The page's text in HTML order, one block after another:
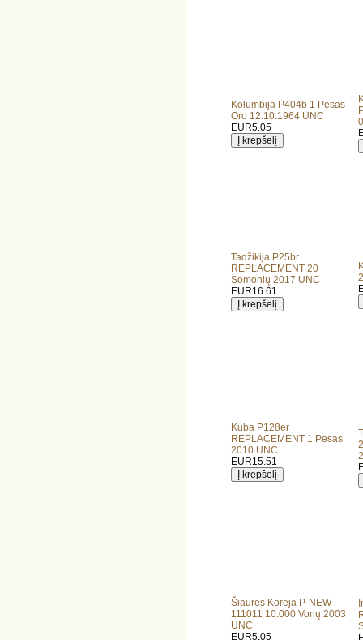
Kolumbija P404b 1 Pesas
Oro 12.10.1964 UNC
EUR5.05
Tadžikija P25br
REPLACEMENT 20
Somonių 2017 UNC
EUR16.61
Kuba P128er
REPLACEMENT 1 Pesas
2010 UNC
EUR15.51
Šiaurės Korėja P-NEW
111011 10.000 Vonų 2003
UNC
EUR5.05